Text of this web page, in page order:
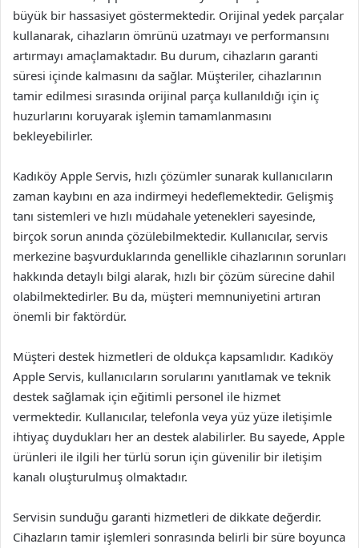
büyük bir hassasiyet göstermektedir. Orijinal yedek parçalar
kullanarak, cihazların ömrünü uzatmayı ve performansını
artırmayı amaçlamaktadır. Bu durum, cihazların garanti
süresi içinde kalmasını da sağlar. Müşteriler, cihazlarının
tamir edilmesi sırasında orijinal parça kullanıldığı için iç
huzurlarını koruyarak işlemin tamamlanmasını
bekleyebilirler.
Kadıköy Apple Servis, hızlı çözümler sunarak kullanıcıların
zaman kaybını en aza indirmeyi hedeflemektedir. Gelişmiş
tanı sistemleri ve hızlı müdahale yetenekleri sayesinde,
birçok sorun anında çözülebilmektedir. Kullanıcılar, servis
merkezine başvurduklarında genellikle cihazlarının sorunları
hakkında detaylı bilgi alarak, hızlı bir çözüm sürecine dahil
olabilmektedirler. Bu da, müşteri memnuniyetini artıran
önemli bir faktördür.
Müşteri destek hizmetleri de oldukça kapsamlıdır. Kadıköy
Apple Servis, kullanıcıların sorularını yanıtlamak ve teknik
destek sağlamak için eğitimli personel ile hizmet
vermektedir. Kullanıcılar, telefonla veya yüz yüze iletişimle
ihtiyaç duydukları her an destek alabilirler. Bu sayede, Apple
ürünleri ile ilgili her türlü sorun için güvenilir bir iletişim
kanalı oluşturulmuş olmaktadır.
Servisin sunduğu garanti hizmetleri de dikkate değerdir.
Cihazların tamir işlemleri sonrasında belirli bir süre boyunca